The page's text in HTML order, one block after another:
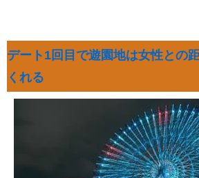
デート1回目で遊園地は女性との
くれる